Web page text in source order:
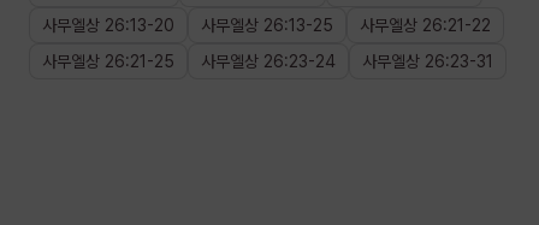
사무엘상 26:13-20 사무엘상 26:13-25 사무엘상 26:21 -22
사무엘상 26:21 -25 사무엘상 26:23-24 사무엘상 26:23-31